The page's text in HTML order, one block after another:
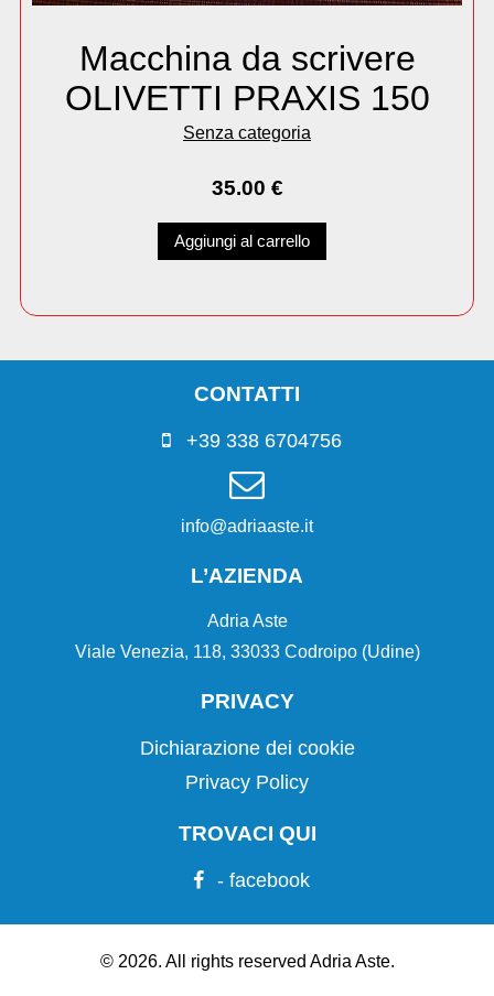
Macchina da scrivere
OLIVETTI PRAXIS 150
Senza categoria
35.00 €
Aggiungi al carrello
CONTATTI
+39 338 6704756
info@adriaaste.it
L’AZIENDA
Adria Aste
Viale Venezia, 118, 33033 Codroipo (Udine)
PRIVACY
Dichiarazione dei cookie
Privacy Policy
TROVACI QUI
- facebook
© 2026. All rights reserved Adria Aste.